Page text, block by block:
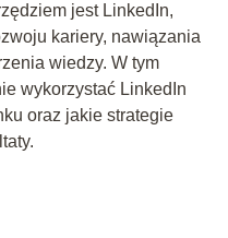
jest LinkedIn,
kariery, nawiązania
wiedzy. W tym
wykorzystać LinkedIn
oraz jakie strategie